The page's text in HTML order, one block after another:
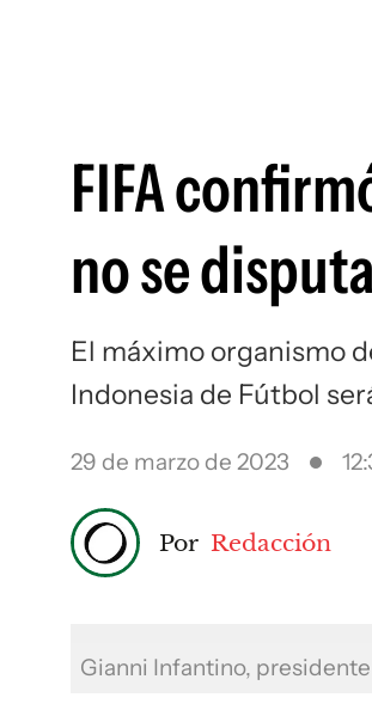
FIFA
no se
El máximo organismo
Indonesia de Fútbol
29 de marzo de 2023
Por Redacción
Gianni Infantino, presidente